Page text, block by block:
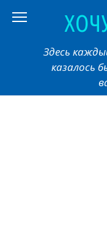
Здесь
казалось